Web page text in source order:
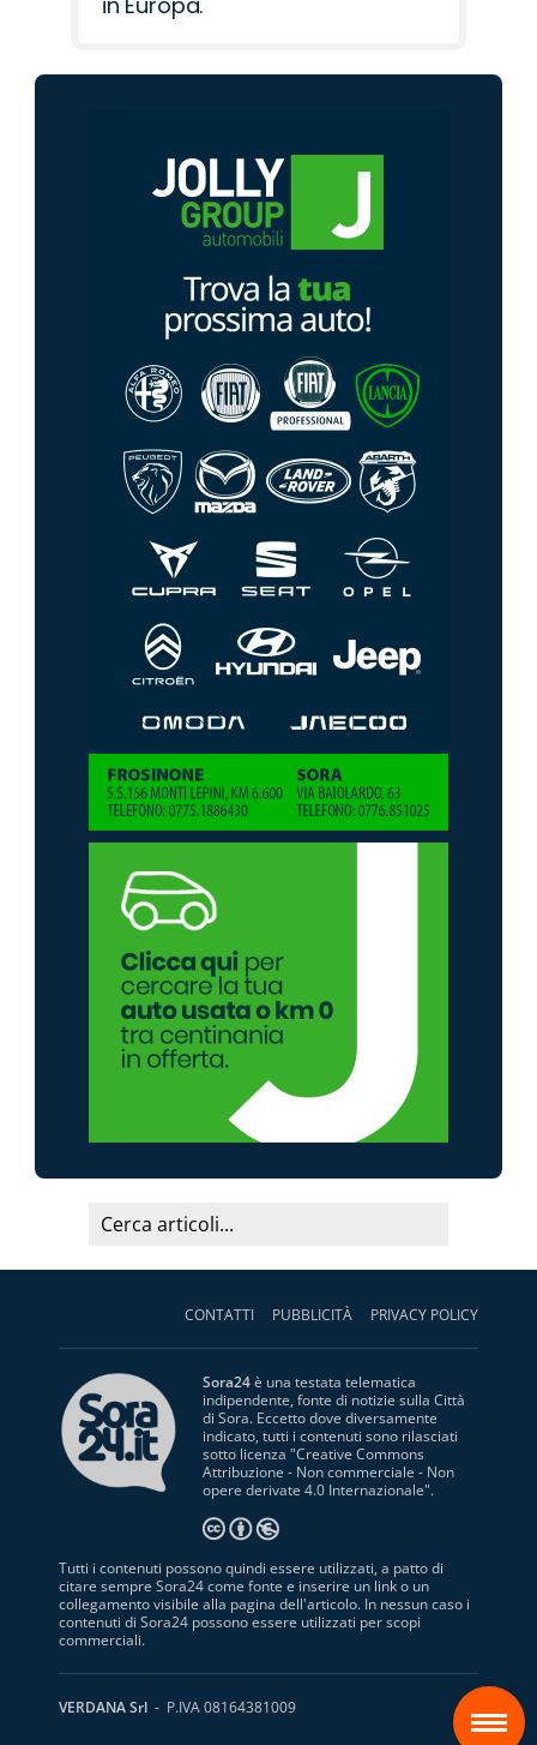
CONTATTI PUBBLICITÀ PRIVACY POLICY
Sora24è una testata telematica
indipendente, fonte di notizie sulla Città
di Sora. Eccetto dove diversamente
indicato, tutti i contenuti sono rilasciati
sotto licenza "Creative Commons
Attribuzione - Non commerciale - Non
opere derivate 4.0 Internazionale".
Tutti i contenuti possono quindi essere utilizzati, a patto di
citare sempre Sora24 come fonte e inserire un link o un
collegamento visibile alla pagina dell'articolo. In nessun caso i
contenuti di Sora24 possono essere utilizzati per scopi
commerciali.
VERDANA Srl - P.IVA 08164381009